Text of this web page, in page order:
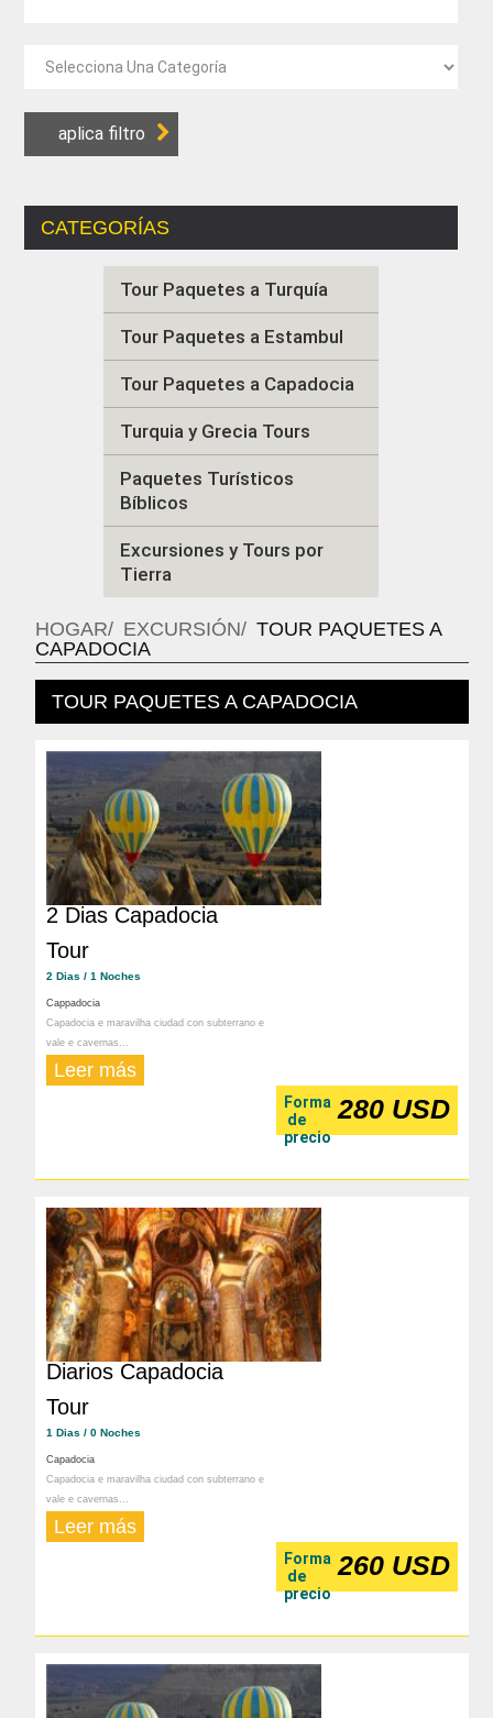
CATEGORÍAS
Tour Paquetes a Turquía
Tour Paquetes a Estambul
Tour Paquetes a Capadocia
Turquia y Grecia Tours
Paquetes Turísticos
Bíblicos
Excursiones y Tours por
Tierra
HOGAR EXCURSIÓN
TOUR PAQUETES A
CAPADOCIA
TOUR PAQUETES A CAPADOCIA
2 Dias Capadocia
Tour
2 Dias / 1 Noches
Cappadocia
Capadocia e maravilha ciudad con subterrano e
vale e cavernas...
Leer más
Forma
de
precio
280 USD
Diarios Capadocia
Tour
1 Dias / 0 Noches
Capadocia
Capadocia e maravilha ciudad con subterrano e
vale e cavernas...
Leer más
Forma
de
precio
260 USD